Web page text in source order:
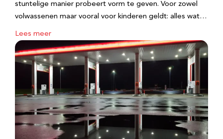
stuntelige manier probeert vorm te geven. Voor zowel
volwassenen maar vooral voor kinderen geldt: alles wat…
Lees meer